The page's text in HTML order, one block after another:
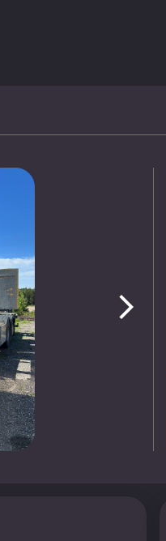
arrow_forward_ios